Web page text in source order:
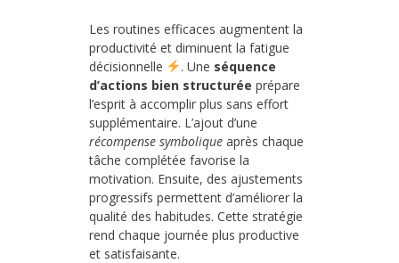
Les routines efficaces augmentent la
productivité et diminuent la fatigue
décisionnelle
. Une séquence
d’actions bien structurée prépare
l’esprit à accomplir plus sans effort
supplémentaire. L’ajout d’une
récompense symbolique après chaque
tâche complétée favorise la
motivation. Ensuite, des ajustements
progressifs permettent d’améliorer la
qualité des habitudes. Cette stratégie
rend chaque journée plus productive
et satisfaisante.